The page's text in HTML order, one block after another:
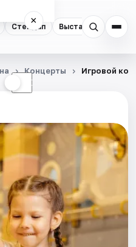
Стендап Выставки
×
☾
Концерты Игровой